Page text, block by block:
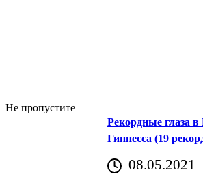
Не пропустите
Рекордные глаза
Гиннесса (19
08.05.2021